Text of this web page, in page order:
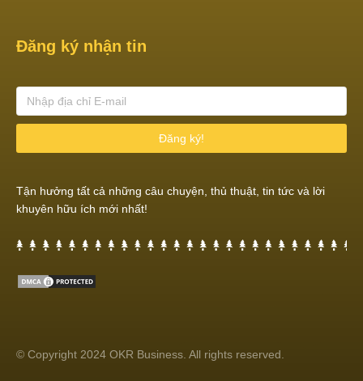
Đăng ký nhận tin
Đăng ký!
Tận hưởng tất cả những câu chuyện, thủ thuật, tin tức và lời
khuyên hữu ích mới nhất!
© Copyright 2024 OKR Business. All rights reserved.